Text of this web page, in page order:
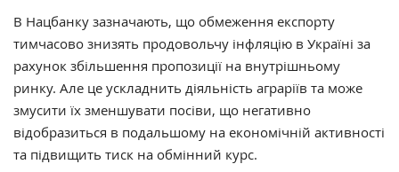
В Нацбанку зазначають, що обмеження експорту
тимчасово знизять продовольчу інфляцію в Україні за
рахунок збільшення пропозиції на внутрішньому
ринку. Але це ускладнить діяльність аграріїв та може
змусити їх зменшувати посіви, що негативно
відобразиться в подальшому на економічній активності
та підвищить тиск на обмінний курс.